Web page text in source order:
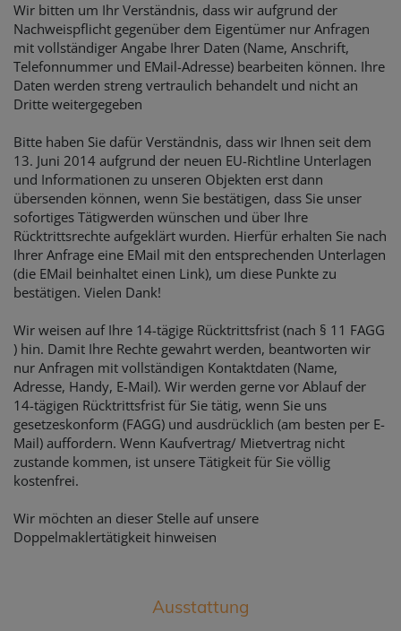
Wir bitten um Ihr Verständnis, dass wir aufgrund der
Nachweispflicht gegenüber dem Eigentümer nur Anfragen
mit vollständiger Angabe Ihrer Daten (Name, Anschrift,
Telefonnummer und EMail-Adresse) bearbeiten können. Ihre
Daten werden streng vertraulich behandelt und nicht an
Dritte weitergegeben
Bitte haben Sie dafür Verständnis, dass wir Ihnen seit dem
13. Juni 2014 aufgrund der neuen EU-Richtline Unterlagen
und Informationen zu unseren Objekten erst dann
übersenden können, wenn Sie bestätigen, dass Sie unser
sofortiges Tätigwerden wünschen und über Ihre
Rücktrittsrechte aufgeklärt wurden. Hierfür erhalten Sie nach
Ihrer Anfrage eine EMail mit den entsprechenden Unterlagen
(die EMail beinhaltet einen Link), um diese Punkte zu
bestätigen. Vielen Dank!
Wir weisen auf Ihre 14-tägige Rücktrittsfrist (nach § 11 FAGG
) hin. Damit Ihre Rechte gewahrt werden, beantworten wir
nur Anfragen mit vollständigen Kontaktdaten (Name,
Adresse, Handy, E-Mail). Wir werden gerne vor Ablauf der
14-tägigen Rücktrittsfrist für Sie tätig, wenn Sie uns
gesetzeskonform (FAGG) und ausdrücklich (am besten per E-
Mail) auffordern. Wenn Kaufvertrag/ Mietvertrag nicht
zustande kommen, ist unsere Tätigkeit für Sie völlig
kostenfrei.
Wir möchten an dieser Stelle auf unsere
Doppelmaklertätigkeit hinweisen
Ausstattung